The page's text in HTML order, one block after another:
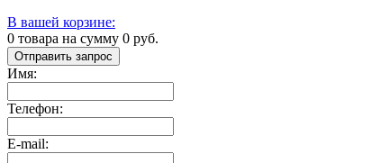
В вашей корзине:
0 товара на сумму 0 руб.
Отправить запрос
Имя:
Телефон:
E-mail: